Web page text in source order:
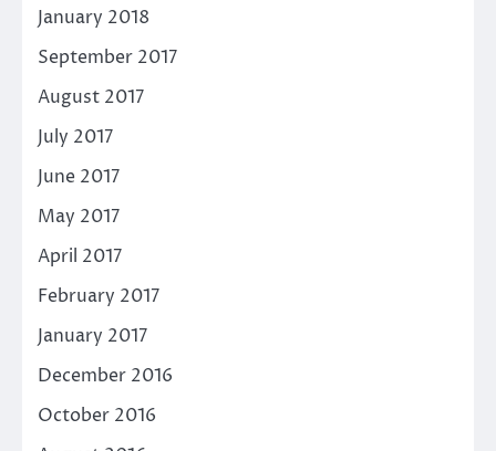
January 2018
September 2017
August 2017
July 2017
June 2017
May 2017
April 2017
February 2017
January 2017
December 2016
October 2016